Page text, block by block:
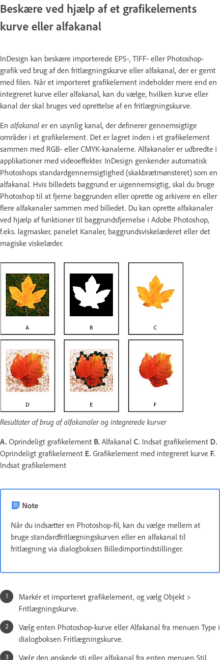
Beskære ved hjælp af et grafikelements
kurve eller alfakanal
InDesign kan beskære importerede EPS-, TIFF- eller Photoshop-
grafik ved brug af den fritlægningskurve eller alfakanal, der er gemt
med filen. Når et importeret grafikelement indeholder mere end en
integreret kurve eller alfakanal, kan du vælge, hvilken kurve eller
kanal der skal bruges ved oprettelse af en fritlægningskurve.
En alfakanal er en usynlig kanal, der definerer gennemsigtige
områder i et grafikelement. Det er lagret inden i et grafikelement
sammen med RGB- eller CMYK-kanalerne. Alfakanaler er udbredte i
applikationer med videoeffekter. InDesign genkender automatisk
Photoshops standardgennemsigtighed (skakbrætmønsteret) som en
alfakanal. Hvis billedets baggrund er uigennemsigtig, skal du bruge
Photoshop til at fjerne baggrunden eller oprette og arkivere en eller
flere alfakanaler sammen med billedet. Du kan oprette alfakanaler
ved hjælp af funktioner til baggrundsfjernelse i Adobe Photoshop,
f.eks. lagmasker, panelet Kanaler, baggrundsviskelæderet eller det
magiske viskelæder.
Resultater af brug af alfakanaler og integrerede kurver
A. Oprindeligt grafikelement B. Alfakanal C. Indsat grafikelement D.
Oprindeligt grafikelement E. Grafikelement med integreret kurve F.
Indsat grafikelement
Note
Når du indsætter en Photoshop-fil, kan du vælge mellem at
bruge standardfritlægningskurven eller en alfakanal til
fritlægning via dialogboksen Billedimportindstillinger.
Markér et importeret grafikelement, og vælg Objekt >
Fritlægningskurve.
Vælg enten Photoshop-kurve eller Alfakanal fra menuen Type i
dialogboksen Fritlægningskurve.
Vælg den ønskede sti eller alfakanal fra enten menuen Stil